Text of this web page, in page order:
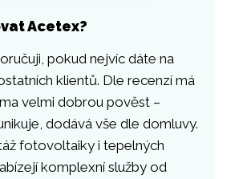
Acetex?
pokud nejvíc dáte na
klientů. Dle recenzí má
velmi dobrou pověst –
dodává vše dle domluvy.
fotovoltaiky i tepelných
komplexní služby od